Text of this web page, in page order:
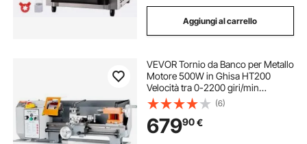
Aggiungi al carrello
VEVOR Tornio da Banco per Metallo
Motore 500W in Ghisa HT200
Velocità tra 0-2200 giri/min
Variazione Costante, Tornio
Elettrico per Metalli 755 x 320 x 300
cm Cono Mandrino MT3 Diametro
Mandrino 100mm
(6)
67990€